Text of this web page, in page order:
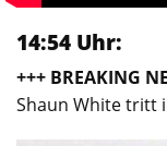
14:54 Uhr:
+++ BREAKING
Shaun White tritt